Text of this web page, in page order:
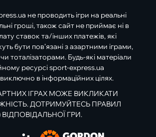
не проводить ігри на реальні
гроші, також сайт не приймає ні в
ставок та/інших платежів, які
бути пов’язані з азартними іграми,
тоталізаторами. Будь-які матеріали
ресурсі sport-express.ua
в інформаційних цілях.
ІГРАХ МОЖЕ ВИКЛИКАТИ
ДОТРИМУЙТЕСЬ ПРАВИЛ
ГРИ.